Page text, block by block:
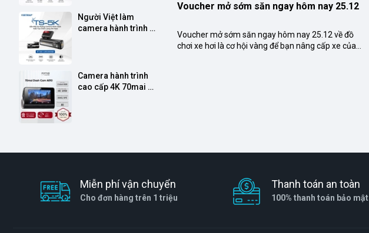
Voucher mở sớm săn ngay hôm nay 25.12
Voucher mở sớm săn ngay hôm nay 25.12 về đồ
chơi xe hơi là cơ hội vàng để bạn nâng cấp xe của
Người Việt làm
camera hành trình
Camera hành trình
cao cấp 4K 70mai
Miễn phí vận chuyển
Cho đơn hàng trên 1 triệu
Thanh toán an toàn
100% thanh toán bảo mật